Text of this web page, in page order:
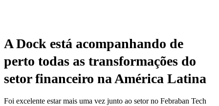
A Dock está acompanhando de
perto todas as transformações do
setor financeiro na América Latina
Foi excelente estar mais uma vez junto ao setor no Febraban Tech